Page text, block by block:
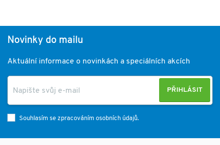
Novinky do mailu
Aktuální informace o novinkách a speciálních akcích
PŘIHLÁSIT
Souhlasím se zpracováním osobních údajů.